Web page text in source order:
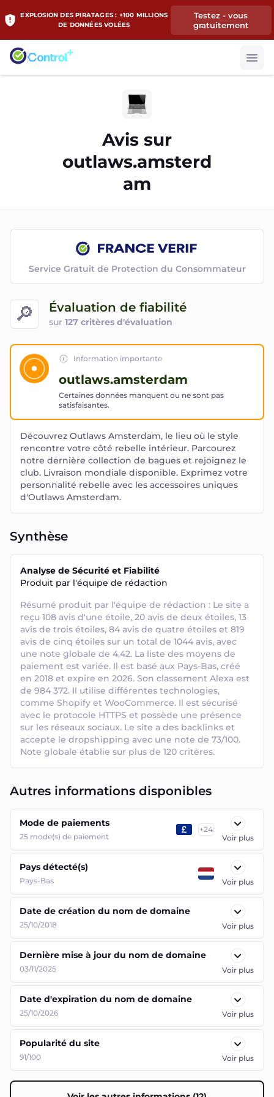
EXPLOSION DES PIRATAGES : +100 MILLIONS
DE DONNÉES VOLÉES
Testez - vous
gratuitement
Avis sur
outlaws.amsterd
am
🔎 Évaluation de fiabilité
sur 127 critères d'évaluation
Service Gratuit de Protection du Consommateur
Information importante
outlaws.amsterdam
Certaines données manquent ou ne sont pas
satisfaisantes.
Découvrez Outlaws Amsterdam, le lieu où le style
rencontre votre côté rebelle intérieur. Parcourez
notre dernière collection de bagues et rejoignez le
club. Livraison mondiale disponible. Exprimez votre
personnalité rebelle avec les accessoires uniques
d'Outlaws Amsterdam.
Synthèse
Analyse de Sécurité et Fiabilité
Produit par l'équipe de rédaction
Résumé produit par l'équipe de rédaction : Le site a
reçu 108 avis d'une étoile, 20 avis de deux étoiles, 13
avis de trois étoiles, 84 avis de quatre étoiles et 819
avis de cinq étoiles sur un total de 1044 avis, avec
une note globale de 4,42. La liste des moyens de
paiement est variée. Il est basé aux Pays-Bas, créé
en 2018 et expire en 2026. Son classement Alexa est
de 984 372. Il utilise différentes technologies,
comme Shopify et WooCommerce. Il est sécurisé
avec le protocole HTTPS et possède une présence
sur les réseaux sociaux. Le site a des backlinks et
accepte le dropshipping avec une note de 73/100.
Note globale établie sur plus de 120 critères.
Autres informations disponibles
Mode de paiements
25 mode(s) de paiement
+24
Voir plus
Pays détecté(s)
Pays-Bas Voir plus
Date de création du nom de domaine
25/10/2018 Voir plus
Dernière mise à jour du nom de domaine
03/11/2025 Voir plus
Date d'expiration du nom de domaine
25/10/2026 Voir plus
Popularité du site
91/100 Voir plus